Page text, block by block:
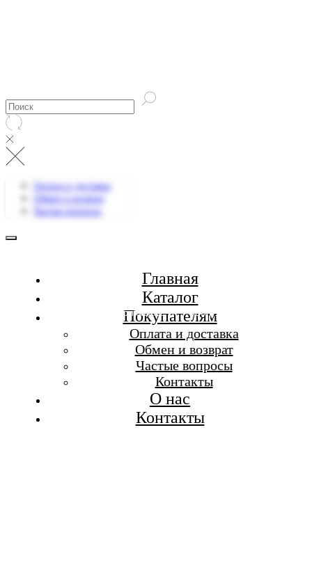
Бесплатная доставка при заказе от 7 000 р.
Оплата и доставка
Обмен и возврат
Частые вопросы
Главная
Каталог
Покупателям
Оплата и доставка
Обмен и возврат
Частые вопросы
Контакты
О нас
Контакты